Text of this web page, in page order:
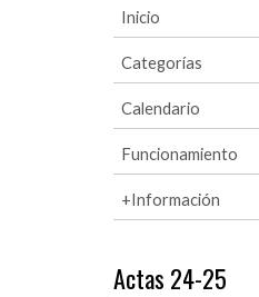
Inicio
Categorías
Calendario
Funcionamiento
+Información
Actas 24-25